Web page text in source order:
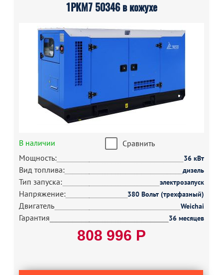
1РКМ7 50346 в кожухе
В наличии
Сравнить
Мощность:
36 кВт
Вид топлива: дизель
Тип запуска: электрозапуск
Напряжение: 380 Вольт (трехфазный)
Двигатель Weichai
Гарантия 36 месяцев
808 996 Р